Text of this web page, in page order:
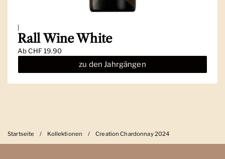
Rall Wine White
AbCHF 19.90
zu den Jahrgängen
Startseite / Kollektionen / Creation Chardonnay 2024